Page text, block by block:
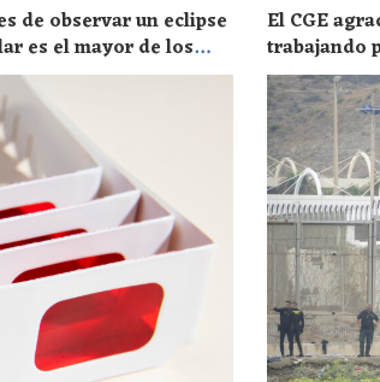
de observar un eclipse
es el mayor de los
El CGE
trabajando